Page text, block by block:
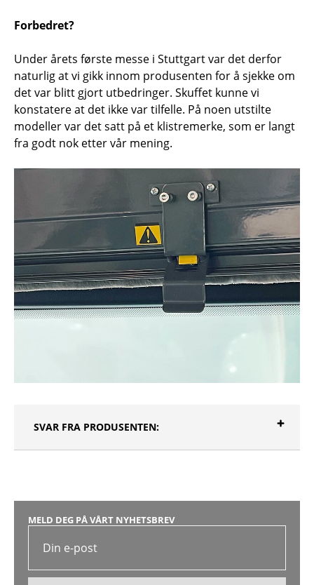
Forbedret?
Under årets første messe i Stuttgart var det derfor
naturlig at vi gikk innom produsenten for å sjekke om
det var blitt gjort utbedringer. Skuffet kunne vi
konstatere at det ikke var tilfelle. På noen utstilte
modeller var det satt på et klistremerke, som er langt
fra godt nok etter vår mening.
SVAR FRA PRODUSENTEN:
MELD DEG PÅ VÅRT NYHETSBREV